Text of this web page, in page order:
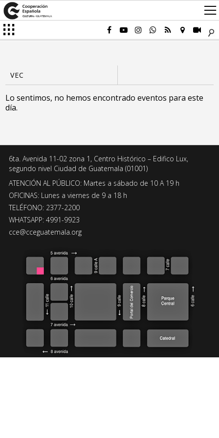
Lo sentimos, no hemos encontrado eventos para este
día.
6ta. Avenida 11-02 zona 1, Centro Histórico – Edifico Lux,
segundo nivel Ciudad de Guatemala (01001)
ATENCIÓN AL PÚBLICO: Martes a sábado de 10 A 19 h
OFICINAS: Lunes a viernes de 9 a 18 h
TELÉFONO: 2377-2200
WHATSAPP: 4991-9923
cce@cceguatemala.org